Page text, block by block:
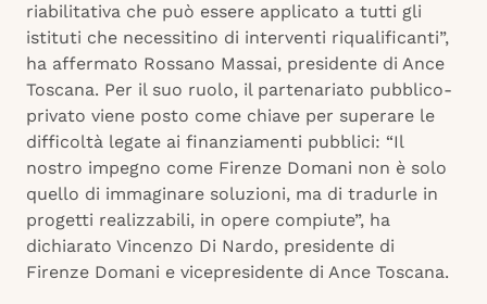
riabilitativa che può essere applicato a tutti gli
istituti che necessitino di interventi riqualificanti”,
ha affermato Rossano Massai, presidente di Ance
Toscana. Per il suo ruolo, il partenariato pubblico-
privato viene posto come chiave per superare le
difficoltà legate ai finanziamenti pubblici: “Il
nostro impegno come Firenze Domani non è solo
quello di immaginare soluzioni, ma di tradurle in
progetti realizzabili, in opere compiute”, ha
dichiarato Vincenzo Di Nardo, presidente di
Firenze Domani e vicepresidente di Ance Toscana.